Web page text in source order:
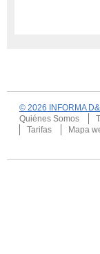
© 2026 INFORMA
Quiénes Somos
Tarifas
Mapa